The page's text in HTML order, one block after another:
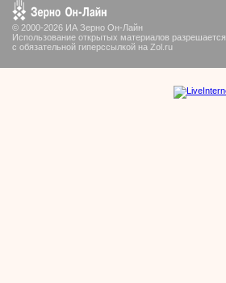
© 2000-2026 ИА Зерно Он-Лайн
Использование открытых материалов разрешается
с обязательной гиперссылкой на Zol.ru